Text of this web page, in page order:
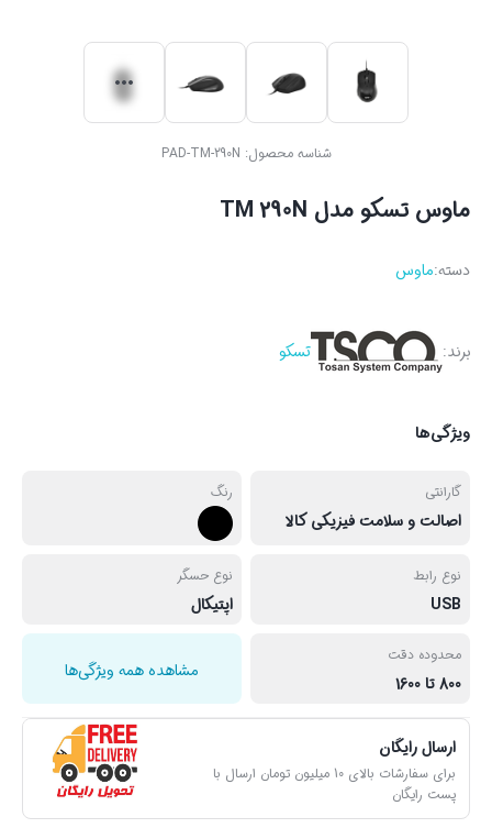
شناسه محصول: PAD-TM-290N
ماوس تسکو مدل TM 290N
دسته:ماوس
برند: تسکو
ویژگی‌ها
گارانتی
اصالت و سلامت فیزیکی کالا
رنگ
نوع رابط
USB
نوع حسگر
اپتیکال
محدوده دقت
800 تا 1600
مشاهده همه ویژگی‌ها
ارسال رایگان
برای سفارشات بالای 10 میلیون تومان ارسال با
پست رایگان